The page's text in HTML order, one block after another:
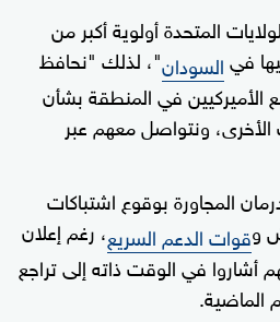
المتحدة أولوية أكبر من
فيالسودان"، لذلك "نحافظ
في المنطقة بشأن
الأخرى، ونتواصل معهم عبر
المجاورة بوقوع اشتباكات
وقوات الدعم السريع، رغم إعلان
ساعة، لكنهم أشاروا في الوقت ذاته إلى تراجع
الماضية.